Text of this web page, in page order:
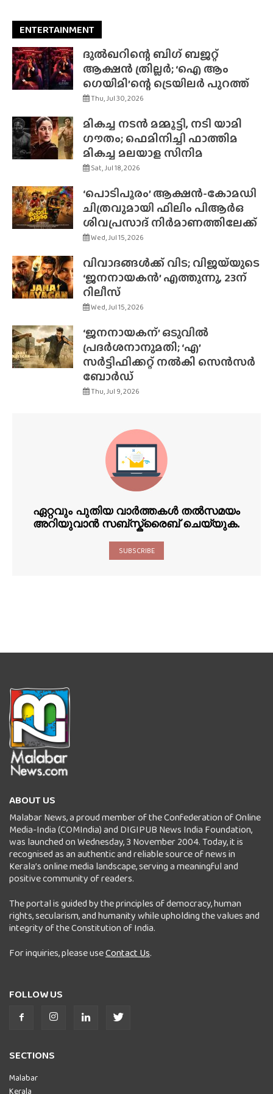
ENTERTAINMENT
ദുൽഖറിന്റെ ബിഗ് ബജറ്റ്
ആക്ഷൻ ത്രില്ലർ; ‘ഐ ആം
ഗെയിമി’ന്റെ ട്രെയിലർ പുറത്ത്
Thu, Jul 30, 2026
മികച്ച നടൻ മമ്മൂട്ടി, നടി യാമി
ഗൗതം; ഫെമിനിച്ചി ഫാത്തിമ
മികച്ച മലയാള സിനിമ
Sat, Jul 18, 2026
‘പൊടിപൂരം’ ആക്ഷൻ-കോമഡി
ചിത്രവുമായി ഫിലിം പിആർഒ
ശിവപ്രസാദ് നിർമാണത്തിലേക്ക്
Wed, Jul 15, 2026
വിവാദങ്ങൾക്ക് വിട; വിജയ്‌യുടെ
‘ജനനായകൻ’ എത്തുന്നു, 23ന്
റിലീസ്
Wed, Jul 15, 2026
‘ജനനായകന്’ ഒടുവിൽ
പ്രദർശനാനുമതി; ‘എ’
സർട്ടിഫിക്കറ്റ് നൽകി സെൻസർ
ബോർഡ്
Thu, Jul 9, 2026
ഏറ്റവും പുതിയ വാർത്തകൾ തൽസമയം
അറിയുവാൻ സബ്സ്ക്രൈബ് ചെയ്യുക.
SUBSCRIBE
ABOUT US
Malabar News, a proud member of the Confederation of Online
Media-India (COMIndia) and DIGIPUB News India Foundation,
was launched on Wednesday, 3 November 2004. Today, it is
recognised as an authentic and reliable source of news in
Kerala’s online media landscape, serving a meaningful and
positive community of readers.
The portal is guided by the principles of democracy, human
rights, secularism, and humanity while upholding the values and
integrity of the Constitution of India.
For inquiries, please useContact Us.
FOLLOW US
SECTIONS
Malabar
Kerala